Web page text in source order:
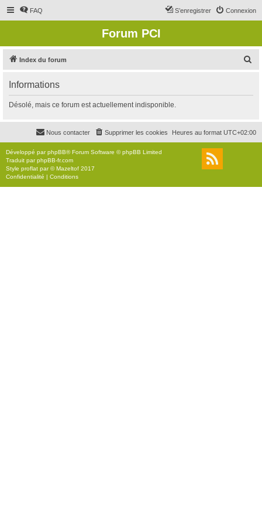
FAQ Connexion
S’enregistrer
Forum PCI
Index du forum
r
c
r
Informations
Désolé, mais ce forum est actuellement indisponible.
Heures au format UTC+02:00
Supprimer les cookies
Nous contacter
Développé parphpBB® Forum Software © phpBB Limited
Traduit parphpBB-fr.com
Style proflat par ©Mazeltof 2017
Confidentialité | Conditions